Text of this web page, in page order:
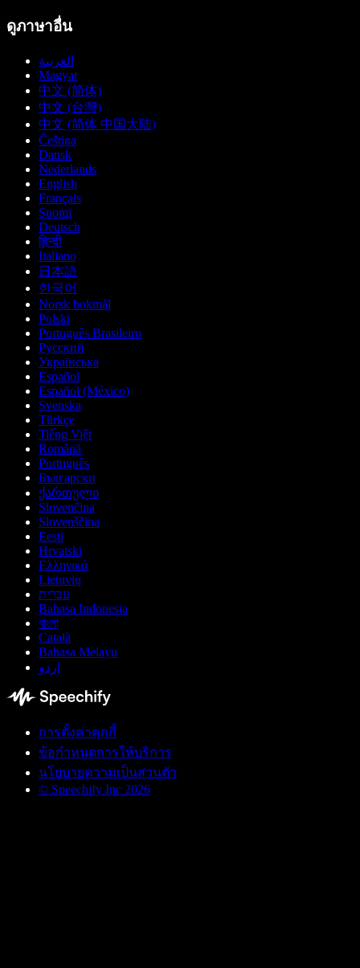
ดูภาษาอื่น
العربية
Magyar
中文 (简体)
中文 (台灣)
中文 (简体 中国大陆)
Čeština
Dansk
Nederlands
English
Français
Suomi
Deutsch
हिन्दी
Italiano
日本語
한국어
Norsk bokmål
Polski
Português Brasileiro
Русский
Українська
Español
Español (México)
Svenska
Türkçe
Tiếng Việt
Română
Português
Български
ქართული
Slovenčina
Slovenščina
Eesti
Hrvatski
Ελληνικά
Lietuvių
עברית
Bahasa Indonesia
বাংলা
Català
Bahasa Melayu
اردو
การตั้งค่าคุกกี้
ข้อกำหนดการให้บริการ
นโยบายความเป็นส่วนตัว
© Speechify Inc 2026